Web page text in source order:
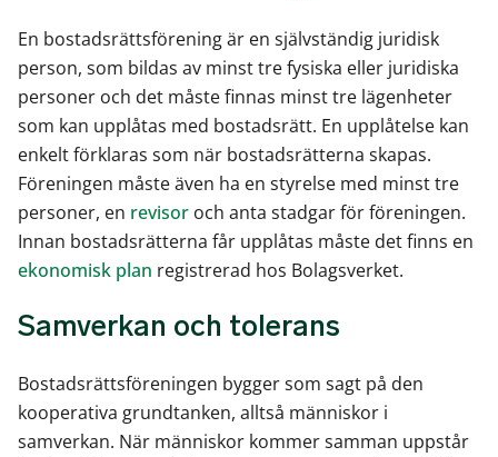
En bostadsrättsförening är en självständig juridisk
person, som bildas av minst tre fysiska eller juridiska
personer och det måste finnas minst tre lägenheter
som kan upplåtas med bostadsrätt. En upplåtelse kan
enkelt förklaras som när bostadsrätterna skapas.
Föreningen måste även ha en styrelse med minst tre
personer, en revisor och anta stadgar för föreningen.
Innan bostadsrätterna får upplåtas måste det finns en
ekonomisk plan registrerad hos Bolagsverket.
Samverkan och tolerans
Bostadsrättsföreningen bygger som sagt på den
kooperativa grundtanken, alltså människor i
samverkan. När människor kommer samman uppstår